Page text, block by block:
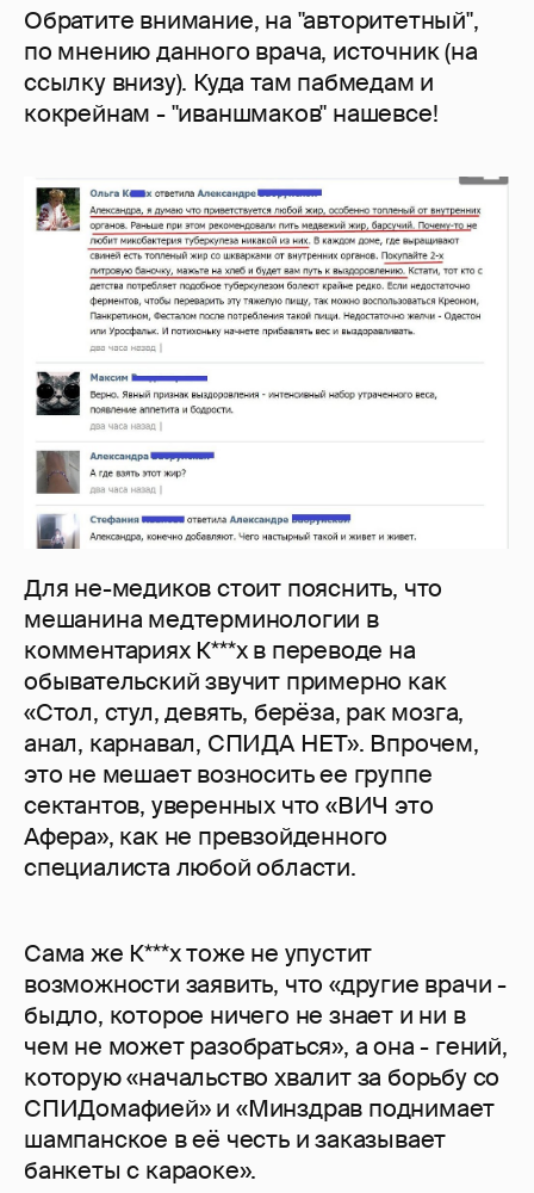
Обратите внимание, на "авторитетный",
по мнению данного врача, источник (на
ссылку внизу). Куда там пабмедам и
кокрейнам - "иваншмаков" нашевсе!
Для не-медиков стоит пояснить, что
мешанина медтерминологии в
комментариях К***х в переводе на
обывательский звучит примерно как
«Стол, стул, девять, берёза, рак мозга,
анал, карнавал, СПИДА НЕТ». Впрочем,
это не мешает возносить ее группе
сектантов, уверенных что «ВИЧ это
Афера», как не превзойденного
специалиста любой области.
Сама же К***х тоже не упустит
возможности заявить, что «другие врачи -
быдло, которое ничего не знает и ни в
чем не может разобраться», а она - гений,
которую «начальство хвалит за борьбу со
СПИДомафией» и «Минздрав поднимает
шампанское в её честь и заказывает
банкеты с караоке».